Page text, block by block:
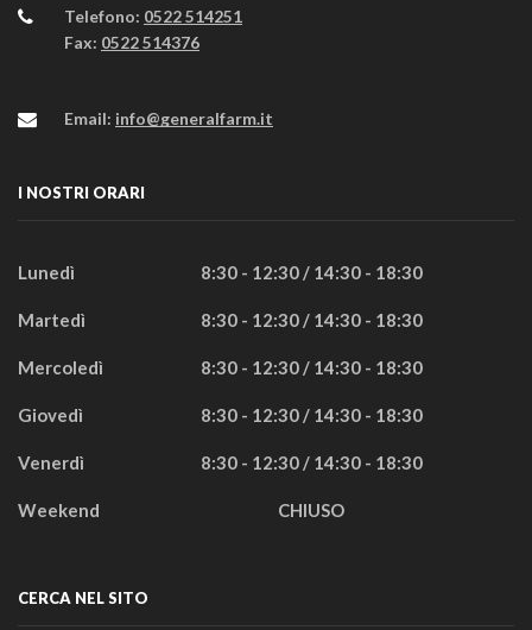
Telefono: 0522 514251
Fax: 0522 514376
Email: info@generalfarm.it
I NOSTRI ORARI
Lunedì 8:30 - 12:30 / 14:30 - 18:30
Martedì 8:30 - 12:30 / 14:30 - 18:30
Mercoledì 8:30 - 12:30 / 14:30 - 18:30
Giovedì 8:30 - 12:30 / 14:30 - 18:30
Venerdì 8:30 - 12:30 / 14:30 - 18:30
Weekend CHIUSO
CERCA NEL SITO